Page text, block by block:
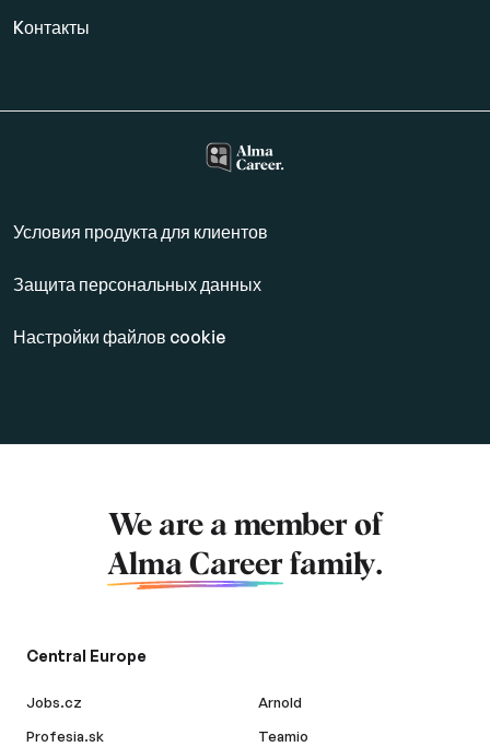
Kонтакты
Условия продукта для клиентов
Защита персональных данных
Настройки файлов cookie
We are a member of
Alma Career family.
Central Europe
Jobs.cz
Profesia.sk
Arnold
Teamio